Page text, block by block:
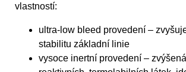
vlastností:
ultra-low bleed provedení –
stabilitu základní linie
vysoce inertní provedení –